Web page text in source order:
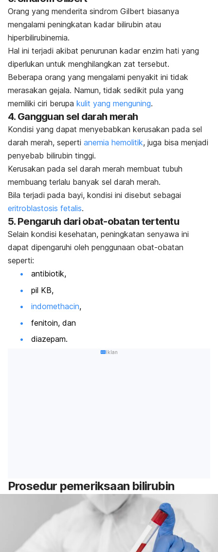
Orang yang menderita sindrom Gilbert biasanya
mengalami peningkatan kadar bilirubin atau
hiperbilirubinemia.
Hal ini terjadi akibat penurunan kadar enzim hati yang
diperlukan untuk menghilangkan zat tersebut.
Beberapa orang yang mengalami penyakit ini tidak
merasakan gejala. Namun, tidak sedikit pula yang
memiliki ciri berupa kulit yang menguning.
4. Gangguan sel darah merah
Kondisi yang dapat menyebabkan kerusakan pada sel
darah merah, seperti anemia hemolitik, juga bisa menjadi
penyebab bilirubin tinggi.
Kerusakan pada sel darah merah membuat tubuh
membuang terlalu banyak sel darah merah.
Bila terjadi pada bayi, kondisi ini disebut sebagai
eritroblastosis fetalis.
5. Pengaruh dari obat-obatan tertentu
Selain kondisi kesehatan, peningkatan senyawa ini
dapat dipengaruhi oleh penggunaan obat-obatan
seperti:
antibiotik,
pil KB,
indomethacin,
fenitoin, dan
diazepam.
Iklan
Prosedur pemeriksaan bilirubin